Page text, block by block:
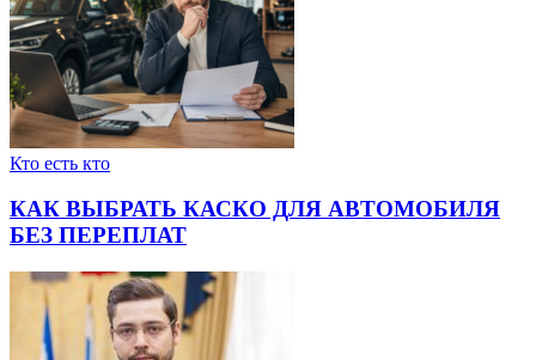
Кто есть кто
КАК ВЫБРАТЬ КАСКО ДЛЯ АВТОМОБИЛЯ
БЕЗ ПЕРЕПЛАТ